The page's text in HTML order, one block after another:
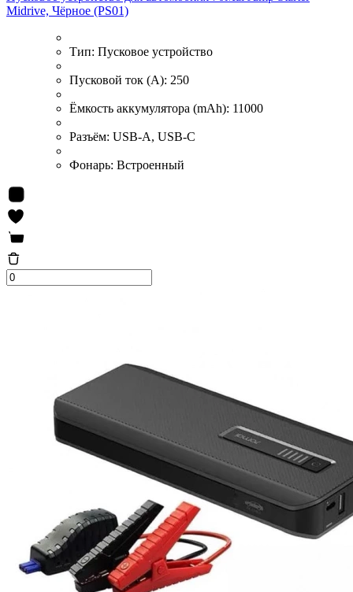
Midrive, Чёрное (PS01)
Тип: Пусковое устройство
Пусковой ток (А): 250
Ёмкость аккумулятора (mAh): 11000
Разъём: USB-A, USB-C
Фонарь: Встроенный